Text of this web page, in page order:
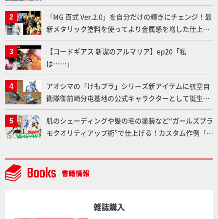
下ろしでご紹介!!さらに「大鉄人17」＆「ワンエイ
ト」セット情報もお届け！【超合金の魂】
「MG 百式 Ver.2.0」を自分だけの輝きにチェンジ！最
新メタリック塗料を使ってより金属感を増した仕上が
りに!!【試し読み】
【コードギアス 新潔のアルマリア】ep20「私
は……」
アオシマの「けもプラ」シリーズ新アイテムに航空自
衛隊御前崎分屯基地の公式キャラクターとして誕生し
た「おまねこ」が着任！けもプラ公式サイト限定版と
通常版の2ラインで発売！
肌のシェーディングや髪の毛の塗装など“ガールズプラ
モクオリティアップ術”で仕上げる！カスタム作例「白
デルコンテスト」～8月17日（月）11:59まで応募受付
中】
雑誌購入